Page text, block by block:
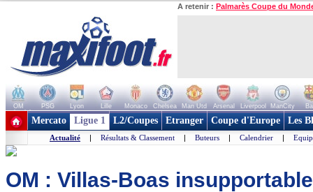
A retenir : Palmarès Coupe du
OM PSG Lyon Lille Monaco Chelsea Man Utd Arsenal Liverpool ManCity
+ de clubs
Mercato Ligue 1 L2/Coupes Etranger Coupe d'Europe Les
Actualité | Résultats & Classement | Buteurs | Calendrier |
OM : Villas-Boas